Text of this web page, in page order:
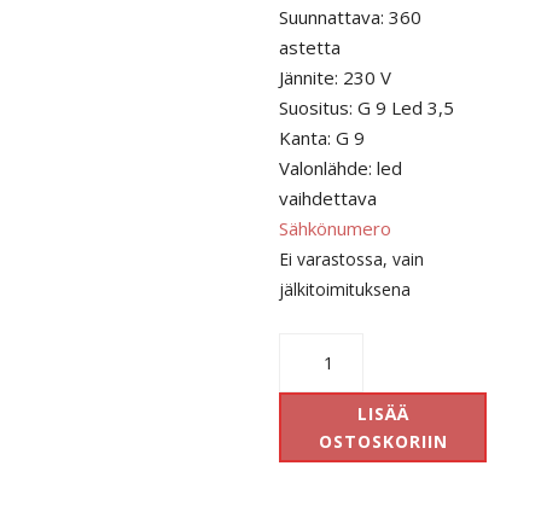
Suunnattava: 360
astetta
Jännite: 230 V
Suositus: G 9 Led 3,5
Kanta: G 9
Valonlähde: led
vaihdettava
Sähkönumero
Ei varastossa, vain
jälkitoimituksena
valkoinen
seinävalaisin
määrä
LISÄÄ
OSTOSKORIIN